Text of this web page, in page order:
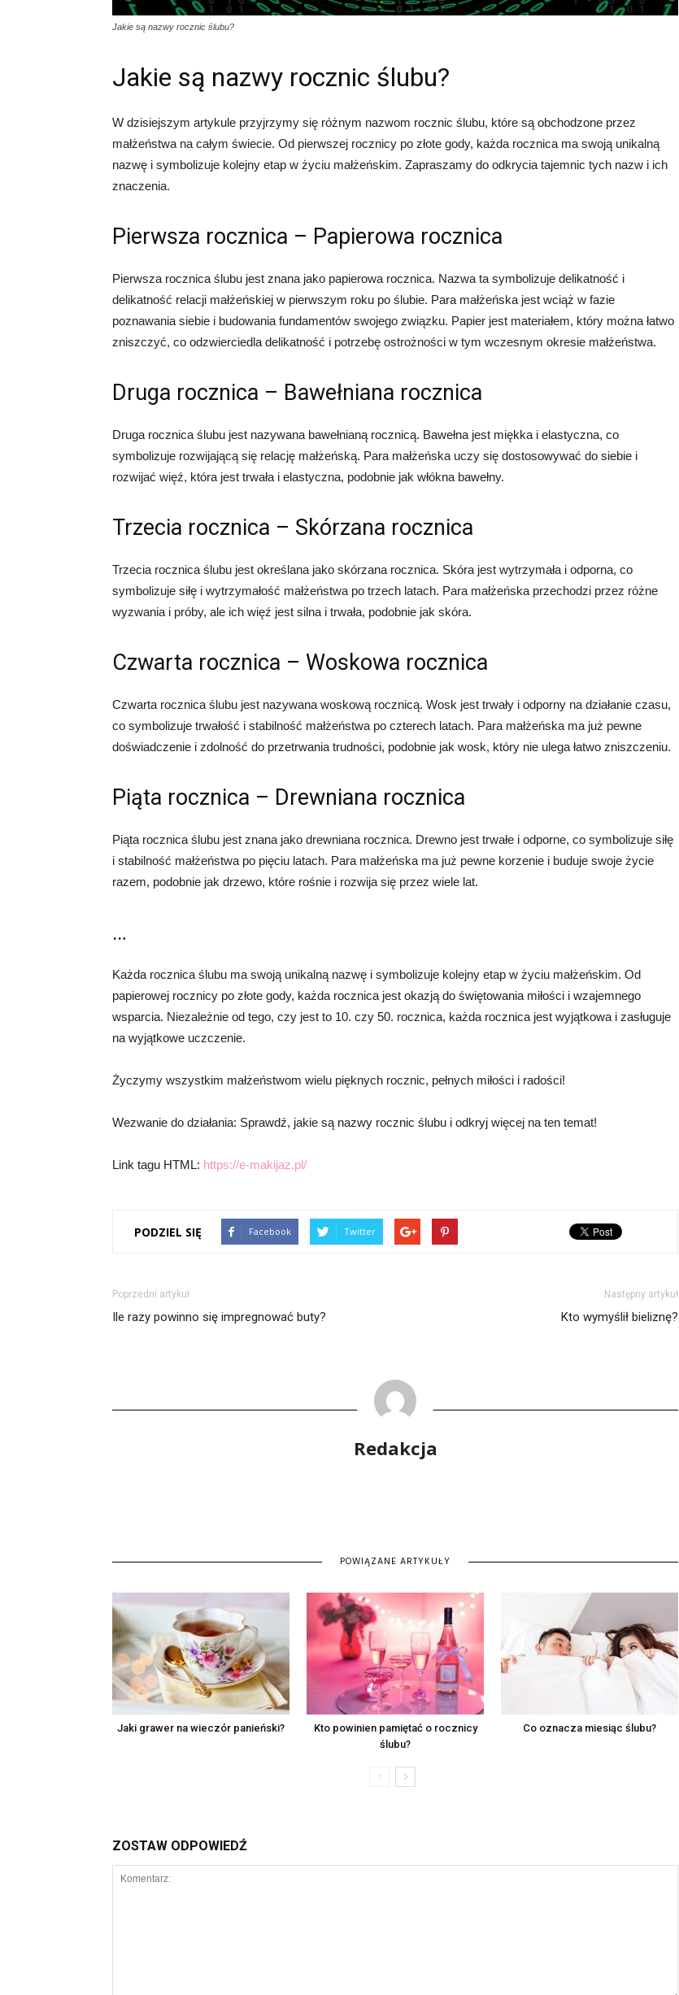
Jakie są nazwy rocznic ślubu?
Jakie są nazwy rocznic ślubu?
W dzisiejszym artykule przyjrzymy się różnym nazwom rocznic ślubu, które są obchodzone przez
małżeństwa na całym świecie. Od pierwszej rocznicy po złote gody, każda rocznica ma swoją unikalną
nazwę i symbolizuje kolejny etap w życiu małżeńskim. Zapraszamy do odkrycia tajemnic tych nazw i ich
znaczenia.
Pierwsza rocznica – Papierowa rocznica
Pierwsza rocznica ślubu jest znana jako papierowa rocznica. Nazwa ta symbolizuje delikatność i
delikatność relacji małżeńskiej w pierwszym roku po ślubie. Para małżeńska jest wciąż w fazie
poznawania siebie i budowania fundamentów swojego związku. Papier jest materiałem, który można łatwo
zniszczyć, co odzwierciedla delikatność i potrzebę ostrożności w tym wczesnym okresie małżeństwa.
Druga rocznica – Bawełniana rocznica
Druga rocznica ślubu jest nazywana bawełnianą rocznicą. Bawełna jest miękka i elastyczna, co
symbolizuje rozwijającą się relację małżeńską. Para małżeńska uczy się dostosowywać do siebie i
rozwijać więź, która jest trwała i elastyczna, podobnie jak włókna bawełny.
Trzecia rocznica – Skórzana rocznica
Trzecia rocznica ślubu jest określana jako skórzana rocznica. Skóra jest wytrzymała i odporna, co
symbolizuje siłę i wytrzymałość małżeństwa po trzech latach. Para małżeńska przechodzi przez różne
wyzwania i próby, ale ich więź jest silna i trwała, podobnie jak skóra.
Czwarta rocznica – Woskowa rocznica
Czwarta rocznica ślubu jest nazywana woskową rocznicą. Wosk jest trwały i odporny na działanie czasu,
co symbolizuje trwałość i stabilność małżeństwa po czterech latach. Para małżeńska ma już pewne
doświadczenie i zdolność do przetrwania trudności, podobnie jak wosk, który nie ulega łatwo zniszczeniu.
Piąta rocznica – Drewniana rocznica
Piąta rocznica ślubu jest znana jako drewniana rocznica. Drewno jest trwałe i odporne, co symbolizuje siłę
i stabilność małżeństwa po pięciu latach. Para małżeńska ma już pewne korzenie i buduje swoje życie
razem, podobnie jak drzewo, które rośnie i rozwija się przez wiele lat.
…
Każda rocznica ślubu ma swoją unikalną nazwę i symbolizuje kolejny etap w życiu małżeńskim. Od
papierowej rocznicy po złote gody, każda rocznica jest okazją do świętowania miłości i wzajemnego
wsparcia. Niezależnie od tego, czy jest to 10. czy 50. rocznica, każda rocznica jest wyjątkowa i zasługuje
na wyjątkowe uczczenie.
Życzymy wszystkim małżeństwom wielu pięknych rocznic, pełnych miłości i radości!
Wezwanie do działania: Sprawdź, jakie są nazwy rocznic ślubu i odkryj więcej na ten temat!
Link tagu HTML: https://e-makijaz.pl/
PODZIEL SIĘ Facebook Twitter
Poprzedni artykuł
Ile razy powinno się impregnować buty?
Następny artykuł
Kto wymyślił bieliznę?
Redakcja
POWIĄZANE ARTYKUŁY
Jaki grawer na wieczór panieński?
Kto powinien pamiętać o rocznicy
ślubu?
Co oznacza miesiąc ślubu?
ZOSTAW ODPOWIEDŹ